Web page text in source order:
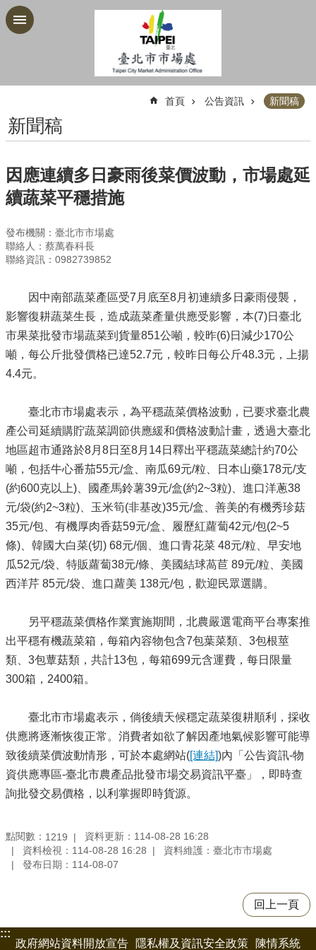
跳到主要內容區塊
首頁 公告資訊 新聞稿
新聞稿
因應連續多日豪雨後菜價波動，市場處延
續蔬菜平穩措施
發布機關：臺北市市場處
聯絡人：蔡萬春科長
聯絡資訊：0982739852
因中南部蔬菜產區受7月底至8月初連續多日豪雨侵襲，
影響復耕蔬菜生長，造成蔬菜產量供應受影響，本(7)日臺北
市果菜批發市場蔬菜到貨量851公噸，較昨(6)日減少170公
噸，每公斤批發價格已達52.7元，較昨日每公斤48.3元，上揚
4.4元。
臺北市市場處表示，為平穩蔬菜價格波動，已要求臺北農
產公司延續購貯蔬菜調節供應緩和價格波動計畫，透過大臺北
地區超市通路於8月8日至8月14日釋出平穩蔬菜總計約70公
噸，包括牛心番茄55元/盒、南瓜69元/粒、日本山藥178元/支
(約600克以上)、國產馬鈴薯39元/盒(約2~3粒)、進口洋蔥38
元/袋(約2~3粒)、玉米筍(非基改)35元/盒、善美的有機秀珍菇
35元/包、有機厚肉香菇59元/盒、履歷紅蘿蔔42元/包(2~5
條)、韓國大白菜(切) 68元/個、進口青花菜 48元/粒、早安地
瓜52元/袋、特販蘿蔔38元/條、美國結球萵苣 89元/粒、美國
西洋芹 85元/袋、進口蘿美 138元/包，歡迎民眾選購。
另平穩蔬菜價格作業實施期間，北農嚴選電商平台專案推
出平穩有機蔬菜箱，每箱內容物包含7包葉菜類、3包根莖
類、3包蕈菇類，共計13包，每箱699元含運費，每日限量
300箱，2400箱。
臺北市市場處表示，倘後續天候穩定蔬菜復耕順利，採收
供應將逐漸恢復正常。消費者如欲了解因產地氣候影響可能導
致後續菜價波動情形，可於本處網站([連結])內「公告資訊-物
資供應專區-臺北市農產品批發市場交易資訊平臺」，即時查
詢批發交易價格，以利掌握即時貨源。
點閱數： 1219
資料更新：114-08-28 16:28
資料檢視：114-08-28 16:28
資料維護：臺北市市場處
發布日期：114-08-07
回上一頁
:::
政府網站資料開放宣告
隱私權及資訊安全政策 陳情系統